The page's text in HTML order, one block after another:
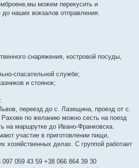
можем перекусить и
до наших вокзалов отправления.
снаряжения, костровой посуды,
спасательной службе;
и стоянок;
переезд до с. Лазещина, проезд от с.
по желанию можно сесть на поезд
на маршрутке до Ивано-Франковска.
участие в приготовлении пищи,
хозяйственных делах. С группой работает
059 43 59 +38 066 864 39 30